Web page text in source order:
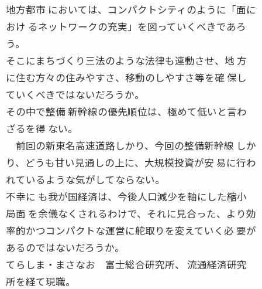
地方都市 においては、コンパクトシティのように「面に
おけ るネットワークの充実」を図っていくべきであろ
う。
そこにまちづくり三法のような法律も連動させ、地 方
に住む方々の住みやすさ、移動のしやすさ等を確 保し
ていくべきではないだろうか。
その中で整備 新幹線の優先順位は、極めて低いと言わ
ざるを得 ない。
前回の新東名高速道路しかり、今回の整備新幹線 しか
り、どうも甘い見通しの上に、大規模投資が安 易に行わ
れているような気がしてならない。
不幸に も我が国経済は、今後人口減少を軸にした縮小
局面 を余儀なくされるわけで、それに見合った、より効
率的かつコンパクトな運営に舵取りを変えていく必 要が
あるのではないだろうか。
てらしま・まさなお 富士総合研究所、 流通経済研究
所を経て現職。